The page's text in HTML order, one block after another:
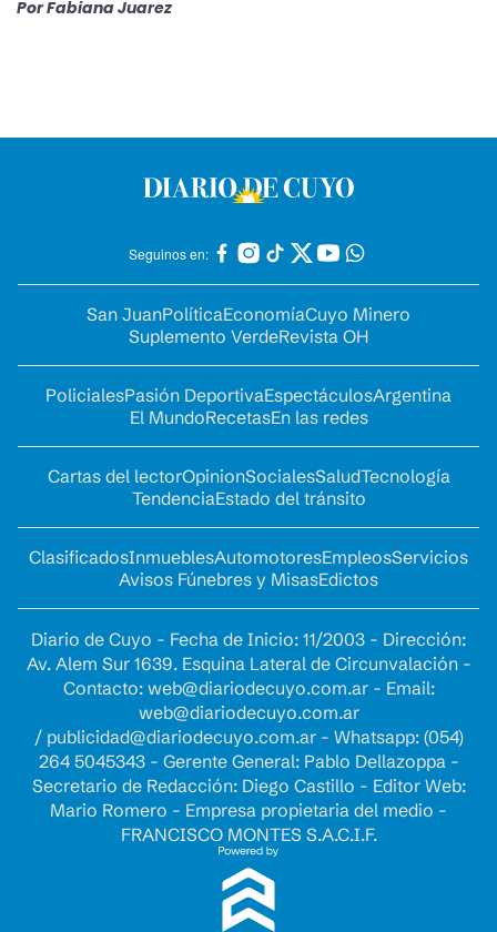
PorFabiana Juarez
Seguinos en:
San JuanPolíticaEconomíaCuyo Minero
Suplemento VerdeRevista OH
PolicialesPasión DeportivaEspectáculosArgentina
El MundoRecetasEn las redes
Cartas del lectorOpinionSocialesSaludTecnología
TendenciaEstado del tránsito
ClasificadosInmueblesAutomotoresEmpleosServicios
Avisos Fúnebres y MisasEdictos
Diario de Cuyo - Fecha de Inicio: 11/2003 - Dirección:
Av. Alem Sur 1639. Esquina Lateral de Circunvalación -
Contacto: web@diariodecuyo.com.ar- Email:
web@diariodecuyo.com.ar
/ publicidad@diariodecuyo.com.ar- Whatsapp: (054)
264 5045343 - Gerente General: Pablo Dellazoppa -
Secretario de Redacción: Diego Castillo - Editor Web:
Mario Romero - Empresa propietaria del medio -
FRANCISCO MONTES S.A.C.I.F.